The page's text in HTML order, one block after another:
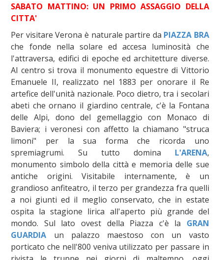
SABATO MATTINO: UN PRIMO ASSAGGIO DELLA
CITTA'
Per visitare Verona è naturale partire da PIAZZA BRA
che fonde nella solare ed accesa luminosità che
l'attraversa, edifici di epoche ed architetture diverse.
Al centro si trova il monumento equestre di Vittorio
Emanuele II, realizzato nel 1883 per onorare il Re
artefice dell'unità nazionale. Poco dietro, tra i secolari
abeti che ornano il giardino centrale, c'è la Fontana
delle Alpi, dono del gemellaggio con Monaco di
Baviera; i veronesi con affetto la chiamano "struca
limoni" per la sua forma che ricorda uno
spremiagrumi. Su tutto domina L'ARENA,
monumento simbolo della città e memoria delle sue
antiche origini. Visitabile internamente, è un
grandioso anfiteatro, il terzo per grandezza fra quelli
a noi giunti ed il meglio conservato, che in estate
ospita la stagione lirica all'aperto più grande del
mondo. Sul lato ovest della Piazza c'è la GRAN
GUARDIA un palazzo maestoso con un vasto
porticato che nell'800 veniva utilizzato per passare in